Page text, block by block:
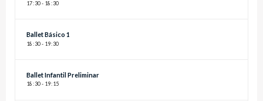
17:30 - 18:30
Ballet Básico 1
18:30 - 19:30
Ballet Infantil Preliminar
18:30 - 19:15